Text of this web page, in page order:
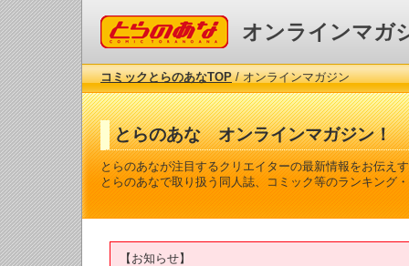
コミックとらのあな オンラインマガ
コミックとらのあなTOP/ オンラインマガジン
とらのあな オンラインマガジン！
とらのあなが注目するクリエイターの最新情報をお伝え
とらのあなで取り扱う同人誌、コミック等のランキング
【お知らせ】